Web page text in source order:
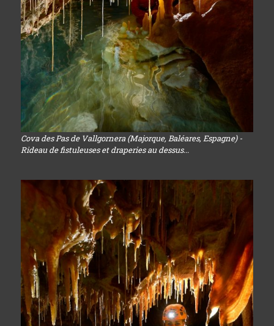
Cova des Pas de Vallgornera (Majorque, Baléares, Espagne) -
Rideau de fistuleuses et draperies au dessus...